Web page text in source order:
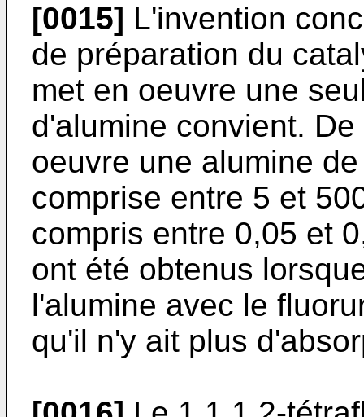
[0015] L'invention
de préparation du
met en oeuvre une
d'alumine convient.
oeuvre une alumine
comprise entre 5 et
compris entre 0,05 et
ont été obtenus
l'alumine avec le
qu'il n'y ait plus